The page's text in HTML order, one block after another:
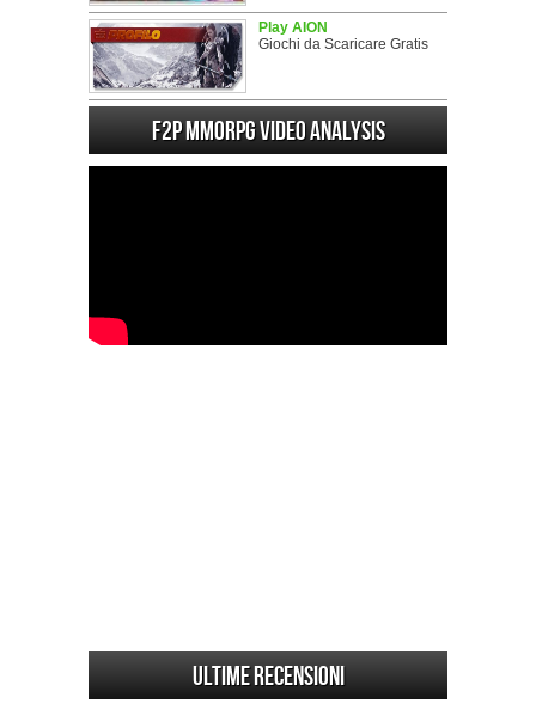
Play AION
Giochi da Scaricare Gratis
F2P MMORPG Video analysis
Ultime Recensioni